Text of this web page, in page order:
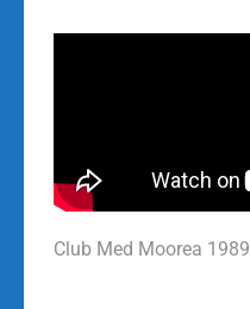
Club Med Moorea 1989